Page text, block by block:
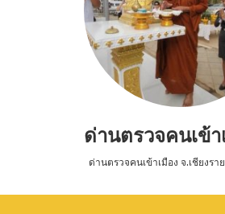
ด่านตรวจคนเข้าเมือง จ.เชียงราย